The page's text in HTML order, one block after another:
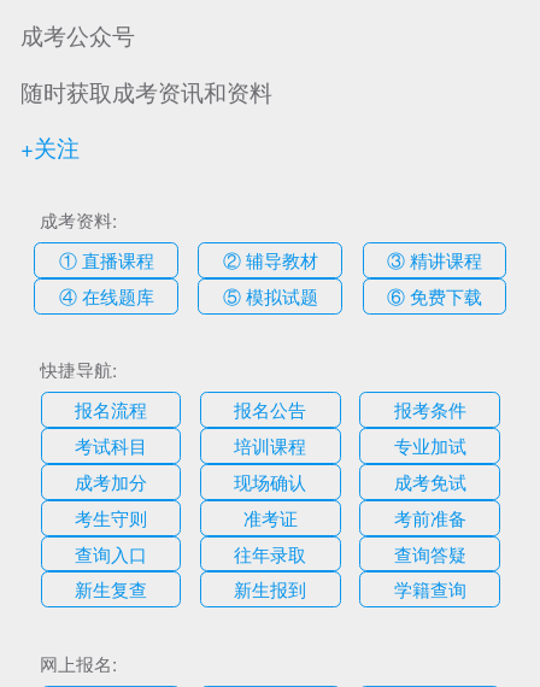
成考公众号
随时获取成考资讯和资料
+关注
成考资料:
① 直播课程
② 辅导教材
③ 精讲课程
④ 在线题库
⑤ 模拟试题 ⑥ 免费下载
快捷导航:
报名流程
报名公告
报考条件
考试科目
培训课程
专业加试
成考加分
现场确认
成考免试
考生守则
准考证
考前准备
查询入口
往年录取
查询答疑
新生复查
新生报到 学籍查询
网上报名: